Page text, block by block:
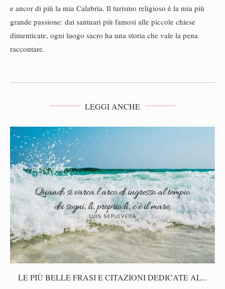
e ancor di più la mia Calabria. Il turismo religioso è la mia più
grande passione: dai santuari più famosi alle piccole chiese
dimenticate, ogni luogo sacro ha una storia che vale la pena
raccontare.
LEGGI ANCHE
LE PIÙ BELLE FRASI E CITAZIONI DEDICATE AL...